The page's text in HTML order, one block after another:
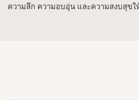
ความลึก ความอบอุ่น และความสงบสุข